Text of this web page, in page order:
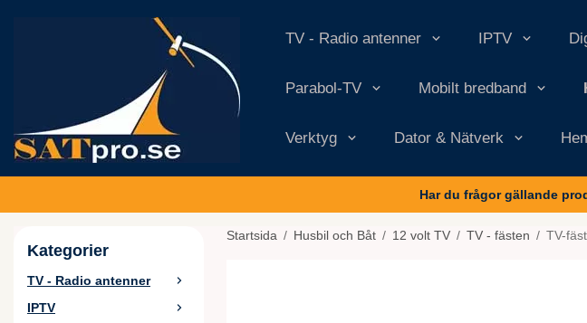
TV - Radio antenner IPTV
Parabol-TV Mobilt bredband
Verktyg Dator & Nätverk
Har du frågor gällande
Kategorier
TV - Radio antenner
IPTV
Startsida / Husbil och Båt / 12 volt TV / TV - fästen / TV-